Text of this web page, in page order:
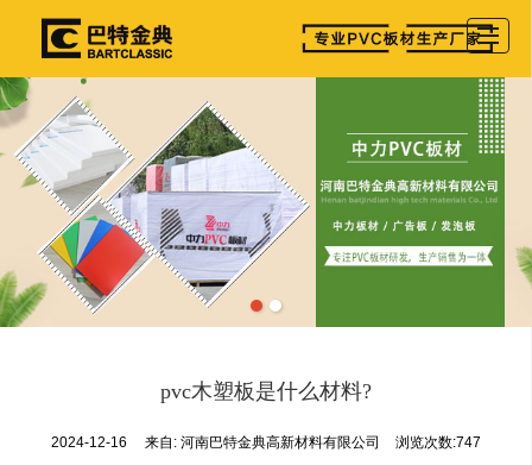
首页
产品展示
公司介绍
图库相册
新闻资讯
参展详情
pvc木塑板是什么材料?
2024-12-16 来自:河南巴特金典高新材料有限公司 浏览次数:747